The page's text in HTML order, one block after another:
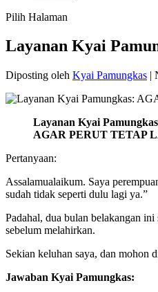
Pilih Halaman
Layanan Kyai
Diposting oleh Kyai Pamungkas |
Layanan Kyai
AGAR PERUT TETAP
Pertanyaan:
Assalamualaikum. Saya
sudah tidak seperti dulu lagi ya.”
Padahal, dua bulan belakangan
sebelum melahirkan.
Sekian keluhan saya, dan mohon
Jawaban Kyai Pamungkas: